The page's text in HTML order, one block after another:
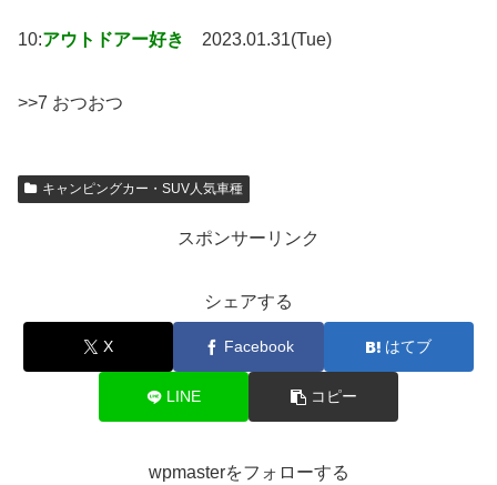
10:アウトドアー好き 2023.01.31(Tue)
>>7 おつおつ
キャンピングカー・SUV人気車種
スポンサーリンク
シェアする
X Facebook はてブ
LINE コピー
wpmasterをフォローする